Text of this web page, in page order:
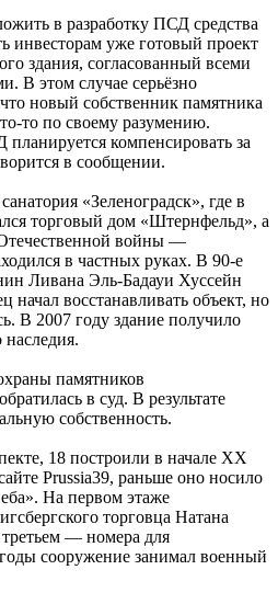
в разработку ПСД средства
инвесторам уже готовый проект
здания, согласованный всеми
В этом случае серьёзно
новый собственник памятника
то по своему разумению.
компенсировать за
в сообщении.
«Зеленоградск», где в
торговый дом «Штернфельд», а
войны —
в частных руках. В 90-е
Ливана Эль-Бадауи Хуссейн
восстанавливать объект, но
В 2007 году здание получило
наследия.
памятников
в суд. В результате
собственность.
18 построили в начале XX
Prussia39, раньше оно носило
На первом этаже
торговца Натана
— номера для
сооружение занимал военный